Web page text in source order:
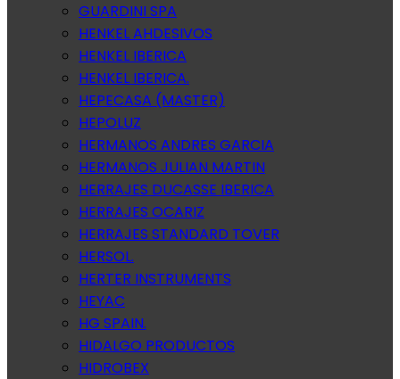
GUARDINI SPA
HENKEL AHDESIVOS
HENKEL IBERICA
HENKEL IBERICA.
HEPECASA (MASTER)
HEPOLUZ
HERMANOS ANDRES GARCIA
HERMANOS JULIAN MARTIN
HERRAJES DUCASSE IBERICA
HERRAJES OCARIZ
HERRAJES STANDARD TOVER
HERSOL.
HERTER INSTRUMENTS
HEYAC
HG SPAIN.
HIDALGO PRODUCTOS
HIDROBEX